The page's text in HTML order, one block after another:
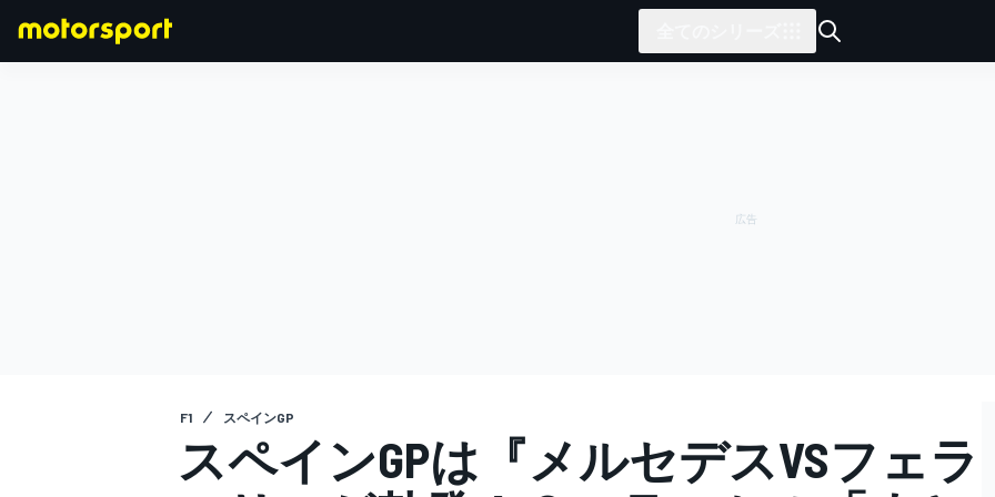
F1 スペインGP
スペインGPは『メルセデスVSフェラ